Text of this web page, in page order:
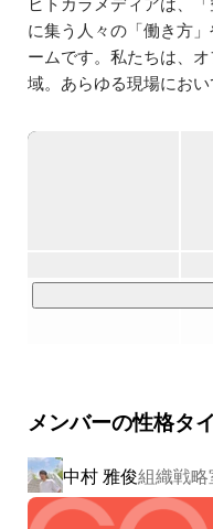
◎居抜きでのオフィス
『スイッチオフィス』
http://switchoffice.jp/
『タウナー不動産軽井
に集う人々の「働き方
ームです。私たちは、
域。あらゆる現場にお
せん。その会社らしい
ビルや商業施設、未利
ベロッパーや鉄道会社と
計、運営スキーム構築ま
（体験）の両面から、街
メンバーの性格タ
中村 雅俊組織戦略